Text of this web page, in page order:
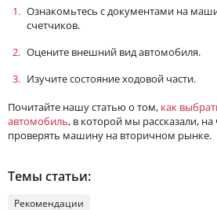
Ознакомьтесь с документами на
счетчиков.
Оцените внешний вид автомобиля.
Изучите состояние ходовой части.
Почитайте нашу статью о том, как
автомобиль, в которой мы рассказали, на
проверять машину на вторичном рынке.
Темы статьи:
Рекомендации